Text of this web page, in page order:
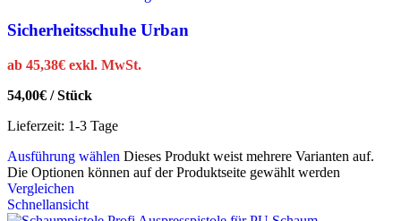
Sicherheitsschuhe Urban
ab 45,38€ exkl. MwSt.
54,00€ /Stück
Lieferzeit: 1-3 Tage
Ausführung wählen Dieses Produkt weist mehrere Varianten auf.
Die Optionen können auf der Produktseite gewählt werden
Vergleichen
Schnellansicht